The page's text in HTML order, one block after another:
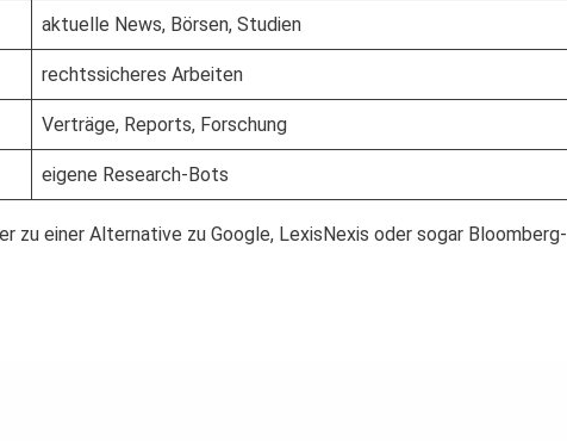
aktuelle News, Börsen, Studien
rechtssicheres Arbeiten
Verträge, Reports, Forschung
eigene Research-Bots
einer Alternative zu Google, LexisNexis oder sogar Bloomberg-